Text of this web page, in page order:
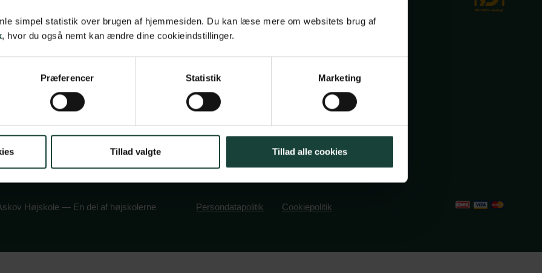
simpel statistik over brugen af hjemmesiden. Du kan læse mere om websitets brug af
, hvor du også nemt kan ændre dine cookieindstillinger.
Præferencer Statistik Marketing
Tillad valgte Tillad alle cookies
Maltvej 1
6600 Vejen
info@askov-hojskole.dk
CVR: 38117416
EAN nr: 5790002491382
Persondatapolitik Cookiepolitik
Højskole — En del af højskolerne